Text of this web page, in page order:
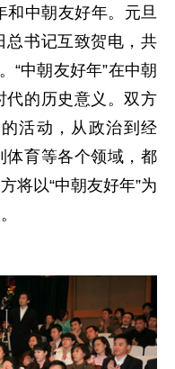
和中朝友好年。元旦
总书记互致贺电，共
“中朝友好年”在中朝
代的历史意义。双方
活动，从政治到经
体育等各个领域，都
将以“中朝友好年”为